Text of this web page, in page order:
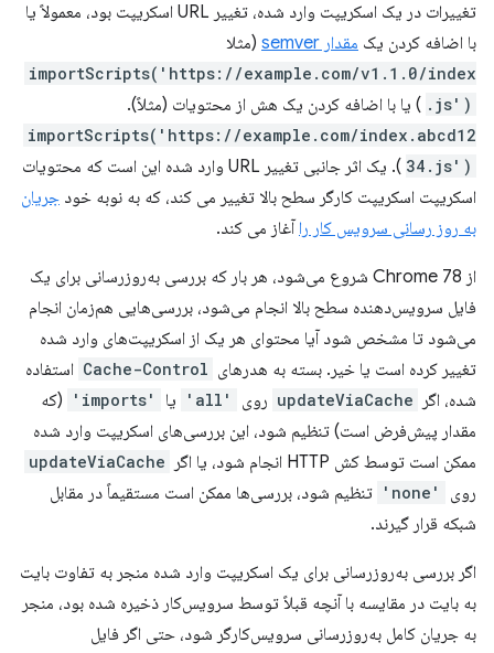
تغییرات در یک اسکریپت وارد شده، تغییر URL اسکریپت بود، معمولاً یا
با اضافه کردن یک مقدار semver (مثلا
importScripts('https://example.com/v1.1.0/index
.js') ) یا با اضافه کردن یک هش از محتویات (مثلاً).
importScripts('https://example.com/index.abcd12
34.js')
). یک اثر جانبی تغییر URL وارد شده این است که محتویات
اسکریپت اسکریپت کارگر سطح بالا تغییر می کند، که به نوبه خود جریان
به روز رسانی سرویس کار را آغاز می کند.
از Chrome 78 شروع می‌شود، هر بار که بررسی به‌روزرسانی برای یک
فایل سرویس‌دهنده سطح بالا انجام می‌شود، بررسی‌هایی هم‌زمان انجام
می‌شود تا مشخص شود آیا محتوای هر یک از اسکریپت‌های وارد شده
تغییر کرده است یا خیر. بسته به هدرهای Cache-Control استفاده
شده، اگر
updateViaCache روی 'all' یا 'imports'
(که
مقدار پیش‌فرض است) تنظیم شود، این بررسی‌های اسکریپت وارد شده
ممکن است توسط کش HTTP انجام شود، یا اگر
updateViaCache
روی 'none'
تنظیم شود، بررسی‌ها ممکن است مستقیماً در مقابل
شبکه قرار گیرند.
اگر بررسی به‌روزرسانی برای یک اسکریپت وارد شده منجر به تفاوت بایت
به بایت در مقایسه با آنچه قبلاً توسط سرویس‌کار ذخیره شده بود، منجر
به جریان کامل به‌روزرسانی سرویس‌کارگر شود، حتی اگر فایل